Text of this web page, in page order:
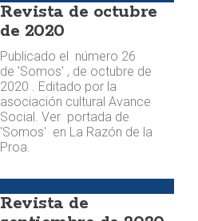
Revista de octubre
de 2020
Publicado el número 26
de 'Somos' , de octubre de
2020 . Editado por la
asociación cultural Avance
Social. Ver portada de
'Somos' en La Razón de la
Proa.
Revista de